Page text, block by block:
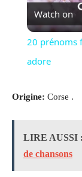
Watch on
20 prénoms
adore
Origine: Corse .
LIRE AUSSI :
de chansons